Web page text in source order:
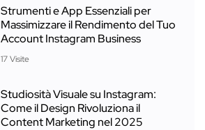
Strumenti e App Essenziali per
Massimizzare il Rendimento del Tuo
Account Instagram Business
17 Visite
Studiosità Visuale su Instagram:
Come il Design Rivoluziona il
Content Marketing nel 2025